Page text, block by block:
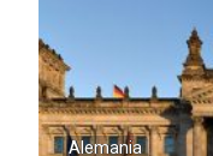
Alemania